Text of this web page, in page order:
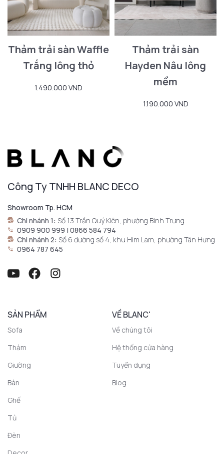
Thảm trải sàn Waffle
Trắng lông thỏ
1.490.000 VND
Thảm trải sàn
Hayden Nâu lông
mềm
1.190.000 VND
Công Ty TNHH BLANC DECO
Showroom Tp. HCM
Chi nhánh 1: Số 13 Trần Quý Kiên, phường Bình Trưng
0909 900 999 | 0866 584 794
Chi nhánh 2: Số 6 đường số 4, khu Him Lam, phường Tân Hưng
0964 787 645
SẢN PHẨM
Sofa
Thảm
Giường
Bàn
Ghế
Tủ
Đèn
VỀ BLANC'
Về chúng tôi
Hệ thống cửa hàng
Tuyển dụng
Blog